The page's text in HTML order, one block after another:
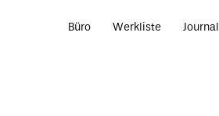
Büro Werkliste Journal